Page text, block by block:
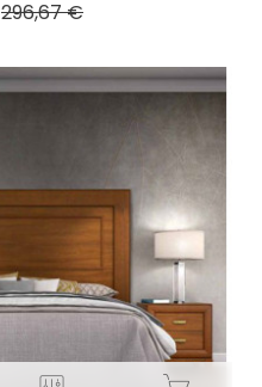
Precio
296,67 €Precio